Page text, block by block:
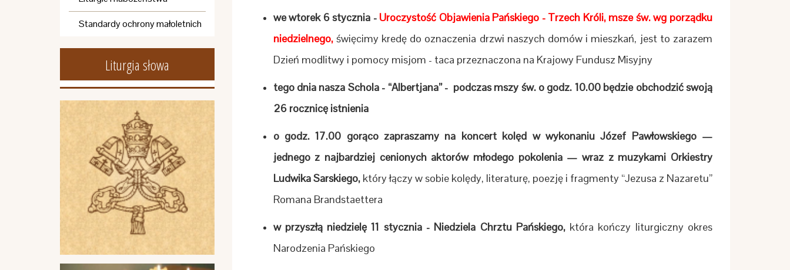
Standardy ochrony małoletnich
Liturgia słowa
we wtorek 6 stycznia - Uroczystość Objawienia Pańskiego - Trzech Króli, msze św. wg porządku
niedzielnego,święcimy kredę do oznaczenia drzwi naszych domów i mieszkań, jest to zarazem
Dzień modlitwy i pomocy misjom - taca przeznaczona na Krajowy Fundusz Misyjny
tego dnia nasza Schola - “Albertjana” - podczas mszy św. o godz. 10.00 będzie obchodzić swoją
26 rocznicę istnienia
o godz. 17.00 gorąco zapraszamy na koncert kolęd w wykonaniu Józef Pawłowskiego —
jednego z najbardziej cenionych aktorów młodego pokolenia — wraz z muzykami Orkiestry
Ludwika Sarskiego, który łączy w sobie kolędy, literaturę, poezję i fragmenty “Jezusa z Nazaretu”
Romana Brandstaettera
w przyszłą niedzielę 11 stycznia - Niedziela Chrztu Pańskiego,która kończy liturgiczny okres
Narodzenia Pańskiego